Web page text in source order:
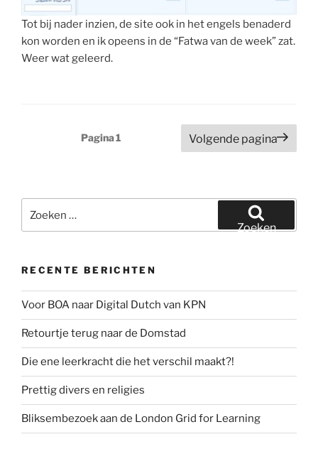
Tot bij nader inzien, de site ook in het engels benaderd
kon worden en ik opeens in de “Fatwa van de week” zat.
Weer wat geleerd.
BerichtenPagina1 Volgende pagina
naar:
Zoeken
RECENTE BERICHTEN
Voor BOA naar Digital Dutch van KPN
Retourtje terug naar de Domstad
Die ene leerkracht die het verschil maakt?!
Prettig divers en religies
Bliksembezoek aan de London Grid for Learning